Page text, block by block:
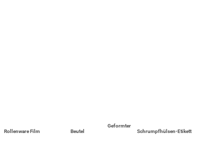
Rollenware Film
Geformter
Beutel
Schrumpfhülsen-Etikett